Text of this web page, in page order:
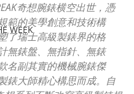
WEEK
奇想腕錶横空出世，憑
範的美學創意和技術構
了瑞士高級製錶界的格
無錶盤、無指針、無錶
名副其實的機械腕錶傑
錶大師精心構思而成。自